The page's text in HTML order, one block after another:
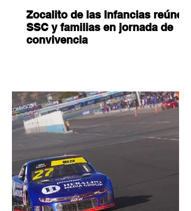
Zocalito de las Infancias reúne a
SSC y familias en jornada de
convivencia